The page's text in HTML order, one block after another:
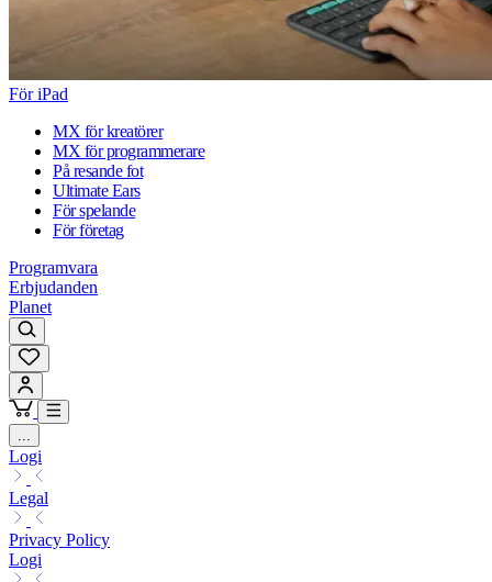
För iPad
MX för kreatörer
MX för programmerare
På resande fot
Ultimate Ears
För spelande
För företag
Programvara
Erbjudanden
Planet
...
Logi
Legal
Privacy Policy
Logi